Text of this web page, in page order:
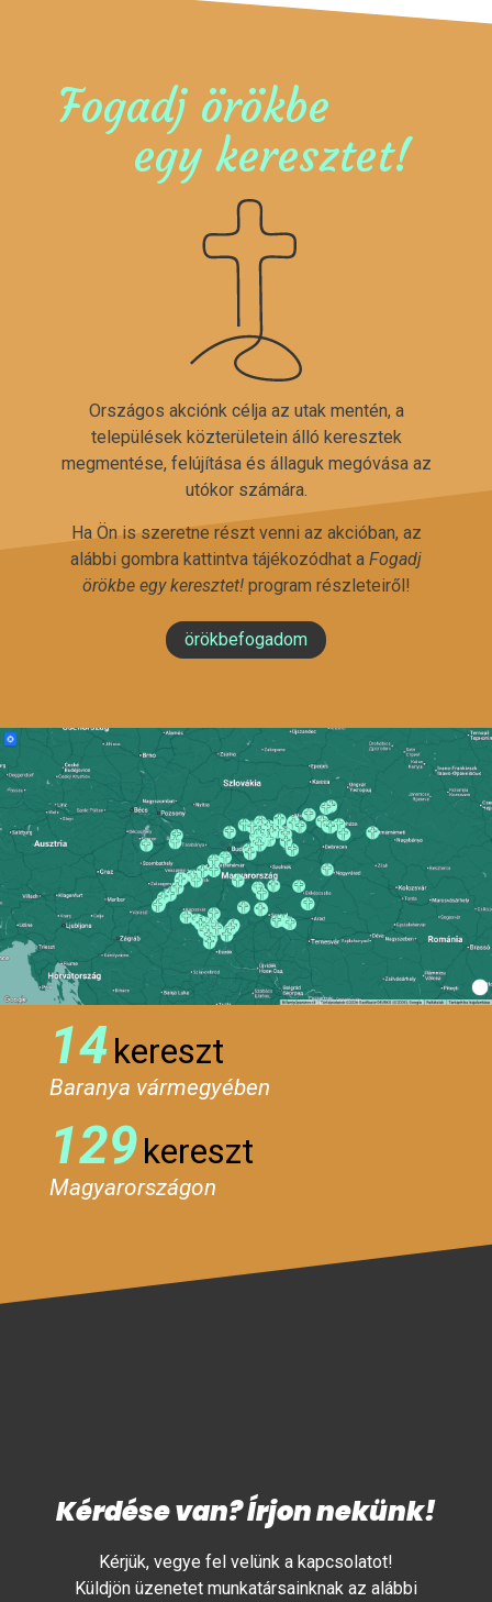
Fogadj örökbe
egy keresztet!
Országos akciónk célja az utak mentén, a
települések közterületein álló keresztek
megmentése, felújítása és állaguk megóvása az
utókor számára.
Ha Ön is szeretne részt venni az akcióban, az
alábbi gombra kattintva tájékozódhat a Fogadj
örökbe egy keresztet!program részleteiről!
örökbefogadom
14kereszt
Baranya vármegyében
129kereszt
Magyarországon
Kérdése van? Írjon nekünk!
Kérjük, vegye fel velünk a kapcsolatot!
Küldjön üzenetet munkatársainknak az alábbi